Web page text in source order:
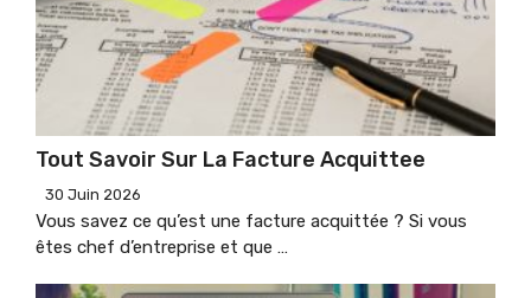
Tout Savoir Sur La Facture Acquittee
30 Juin 2026
Vous savez ce qu’est une facture acquittée ? Si vous
êtes chef d’entreprise et que …